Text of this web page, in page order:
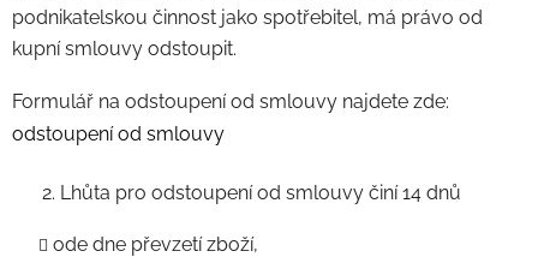
podnikatelskou činnost jako spotřebitel, má právo od
kupní smlouvy odstoupit.
Formulář na odstoupení od smlouvy najdete zde:
odstoupení od smlouvy
Lhůta pro odstoupení od smlouvy činí 14 dnů
ode dne převzetí zboží,